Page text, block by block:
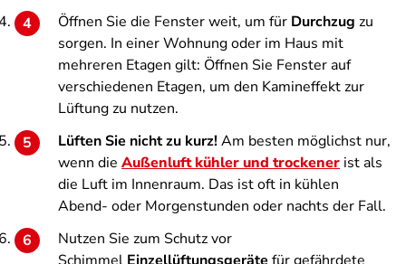
Öffnen Sie die Fenster weit, um für Durchzug zu
sorgen. In einer Wohnung oder im Haus mit
mehreren Etagen gilt: Öffnen Sie Fenster auf
verschiedenen Etagen, um den Kamineffekt zur
Lüftung zu nutzen.
Lüften Sie nicht zu kurz!Am besten möglichst nur,
wenn die Außenluft kühler und trockener ist als
die Luft im Innenraum. Das ist oft in kühlen
Abend- oder Morgenstunden oder nachts der Fall.
Nutzen Sie zum Schutz vor